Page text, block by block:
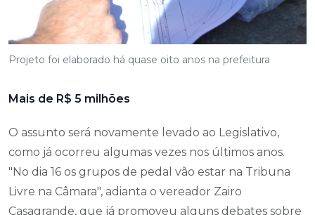
Projeto foi elaborado há quase oito anos na prefeitura
Mais de R$ 5 milhões
O assunto será novamente levado ao Legislativo,
como já ocorreu algumas vezes nos últimos anos.
"No dia 16 os grupos de pedal vão estar na Tribuna
Livre na Câmara", adianta o vereador Zairo
Casagrande, que já promoveu alguns debates sobre